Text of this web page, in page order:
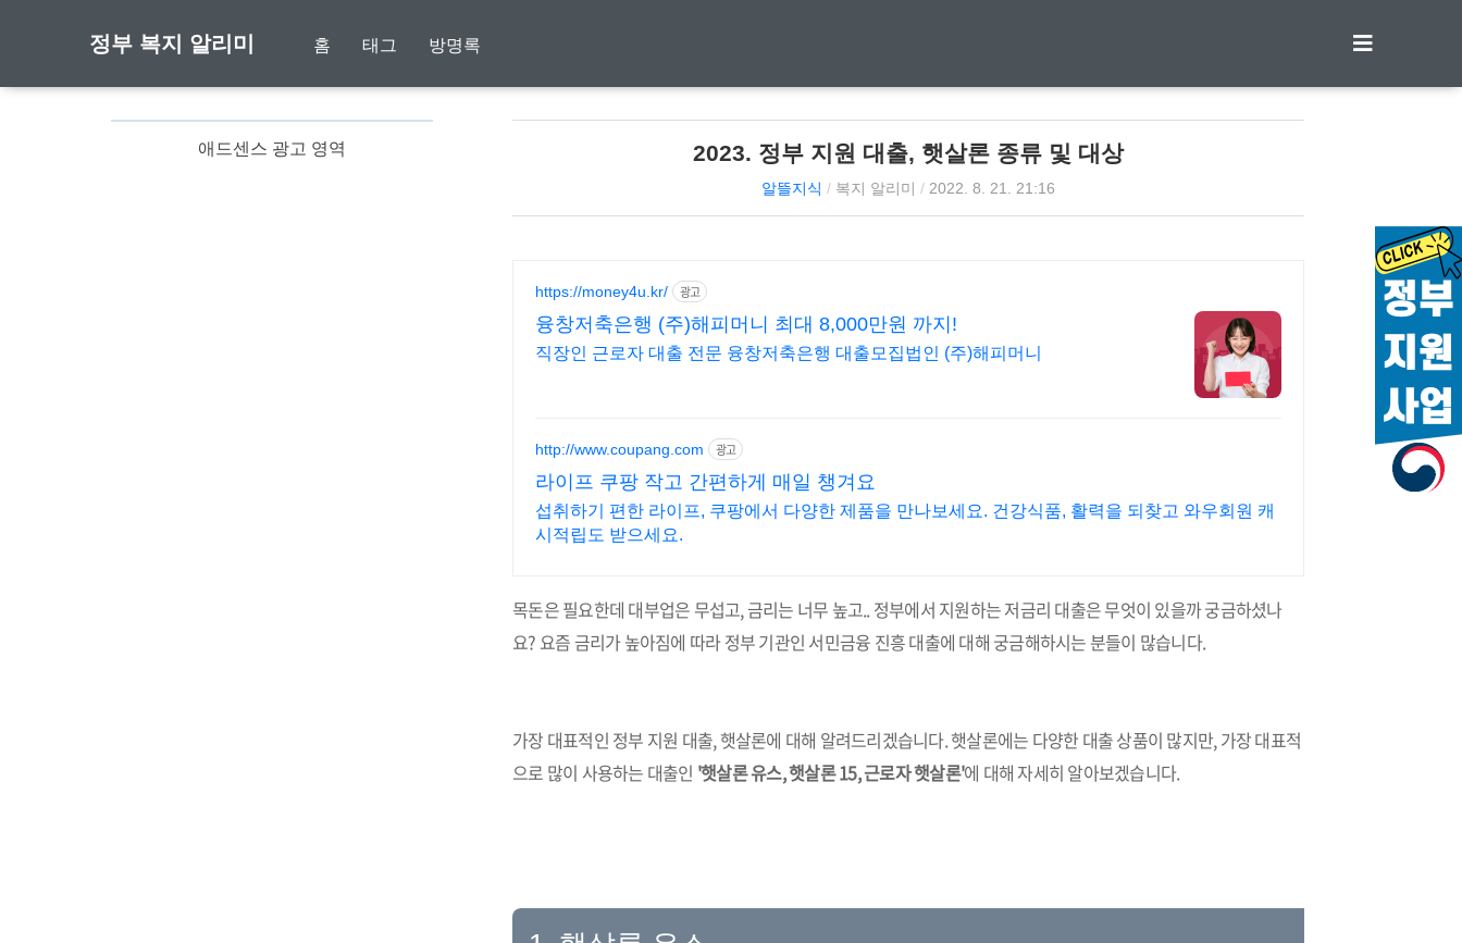
정부 복지 알리미 홈 태그 방명록
2023. 정부 지원 대출, 햇살론 종류 및 대상
알뜰지식 / 복지 알리미 / 2022. 8. 21. 21:16
https://money4u.kr/ 광고
융창저축은행 (주)해피머니 최대 8,000만원 까지!
직장인 근로자 대출 전문 융창저축은행 대출모집법인 (주)해피머니
http://www.coupang.com 광고
라이프 쿠팡 작고 간편하게 매일 챙겨요
섭취하기 편한 라이프, 쿠팡에서 다양한 제품을 만나보세요. 건강식품, 활력을 되찾고 와우회원 캐
시적립도 받으세요.
목돈은 필요한데 대부업은 무섭고, 금리는 너무 높고.. 정부에서 지원하는 저금리 대출은 무엇이 있을까 궁금하셨나
요? 요즘 금리가 높아짐에 따라 정부 기관인 서민금융 진흥 대출에 대해 궁금해하시는 분들이 많습니다.
가장 대표적인 정부 지원 대출, 햇살론에 대해 알려드리겠습니다. 햇살론에는 다양한 대출 상품이 많지만, 가장 대표적
으로 많이 사용하는 대출인 '햇살론 유스, 햇살론 15, 근로자 햇살론'에 대해 자세히 알아보겠습니다.
애드센스 광고 영역